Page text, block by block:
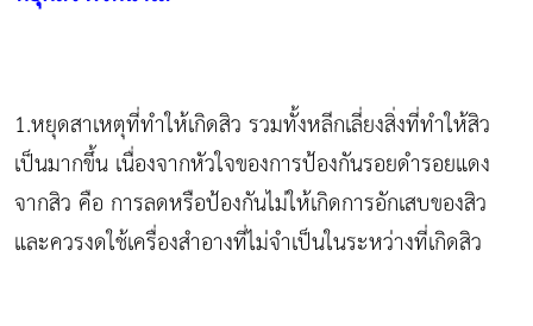
1.หยุดสาเหตุที่ทำให้เกิดสิว รวมทั้งหลีกเลี่ยงสิ่งที่ทำให้สิว
เป็นมากขึ้น เนื่องจากหัวใจของการป้องกันรอยดำรอยแดง
จากสิว คือ การลดหรือป้องกันไม่ให้เกิดการอักเสบของสิว
และควรงดใช้เครื่องสำอางที่ไม่จำเป็นในระหว่างที่เกิดสิว